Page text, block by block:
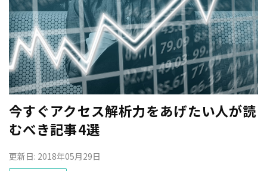
今すぐアクセス解析力をあげたい人が読
むべき記事4選
更新日: 2018年05月29日